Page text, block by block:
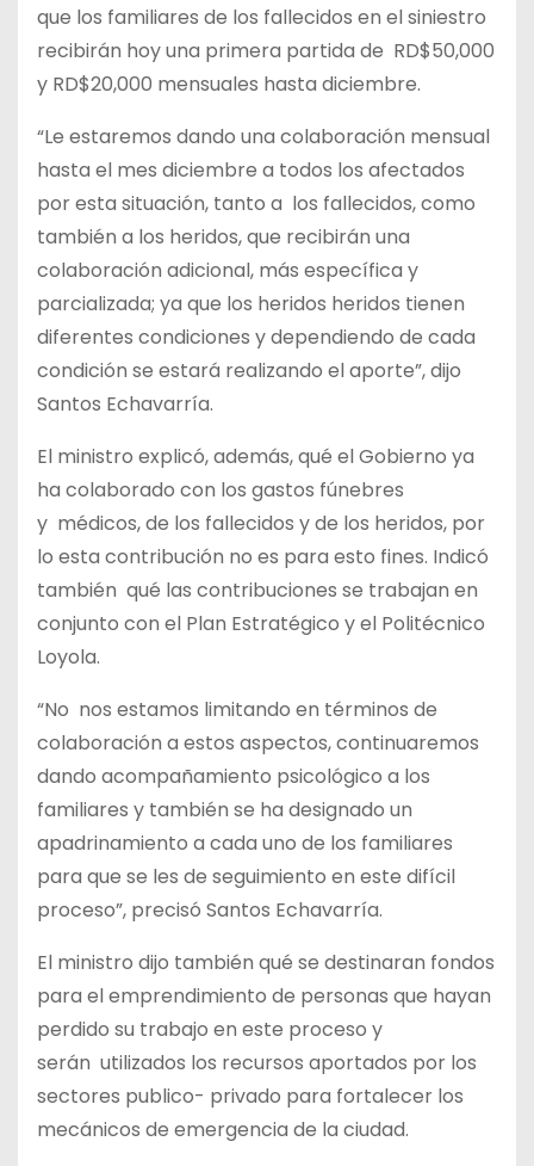
que los familiares de los fallecidos en el siniestro
recibirán hoy una primera partida de RD$50,000
y RD$20,000 mensuales hasta diciembre.
“Le estaremos dando una colaboración mensual
hasta el mes diciembre a todos los afectados
por esta situación, tanto a los fallecidos, como
también a los heridos, que recibirán una
colaboración adicional, más específica y
parcializada; ya que los heridos heridos tienen
diferentes condiciones y dependiendo de cada
condición se estará realizando el aporte”, dijo
Santos Echavarría.
El ministro explicó, además, qué el Gobierno ya
ha colaborado con los gastos fúnebres
y médicos, de los fallecidos y de los heridos, por
lo esta contribución no es para esto fines. Indicó
también qué las contribuciones se trabajan en
conjunto con el Plan Estratégico y el Politécnico
Loyola.
“No nos estamos limitando en términos de
colaboración a estos aspectos, continuaremos
dando acompañamiento psicológico a los
familiares y también se ha designado un
apadrinamiento a cada uno de los familiares
para que se les de seguimiento en este difícil
proceso”, precisó Santos Echavarría.
El ministro dijo también qué se destinaran fondos
para el emprendimiento de personas que hayan
perdido su trabajo en este proceso y
serán utilizados los recursos aportados por los
sectores publico- privado para fortalecer los
mecánicos de emergencia de la ciudad.